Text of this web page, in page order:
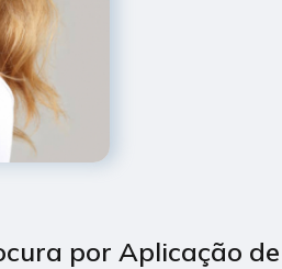
por Aplicação de